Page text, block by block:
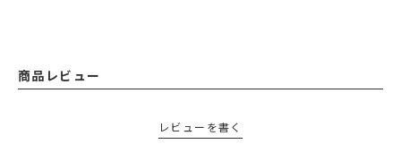
商品レビュー
レビューを書く